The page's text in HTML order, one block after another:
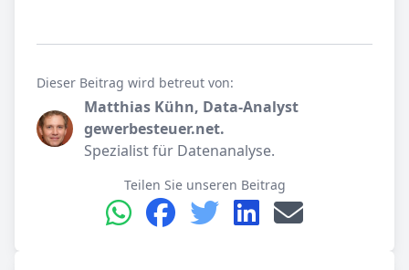
Dieser Beitrag wird betreut von:
Matthias Kühn, Data-Analyst
gewerbesteuer.net.
Spezialist für Datenanalyse.
Teilen Sie unseren Beitrag